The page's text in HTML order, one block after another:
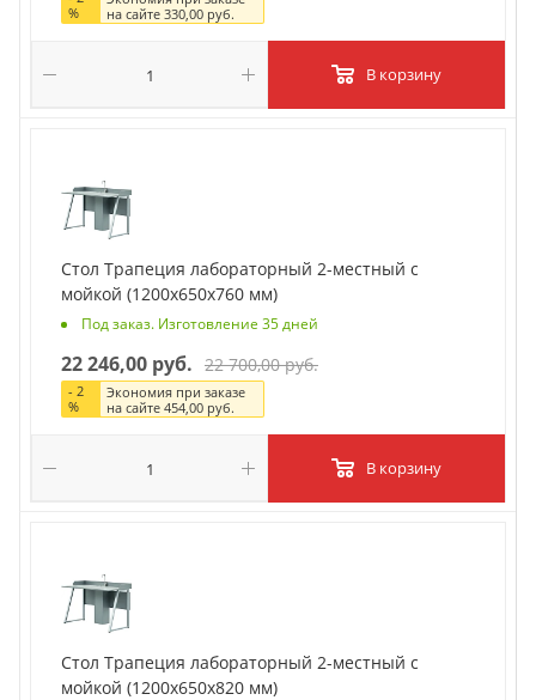
%
на сайте330,00 руб.
В корзину
Стол Трапеция лабораторный 2-местный с
мойкой (1200х650х760 мм)
Под заказ. Изготовление 35 дней
22 246,00 руб. 22 700,00 руб.
- 2
%
Экономия при заказе
на сайте454,00 руб.
В корзину
Стол Трапеция лабораторный 2-местный с
мойкой (1200х650х820 мм)